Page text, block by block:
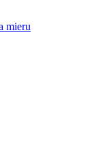
mieru